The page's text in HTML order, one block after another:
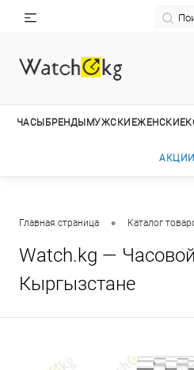
ЧАСЫ БРЕНДЫ МУЖСКИЕЖЕНСКИЕ
АКЦИИ
Главная страница • Каталог
Watch.kg —
Кыргызстане